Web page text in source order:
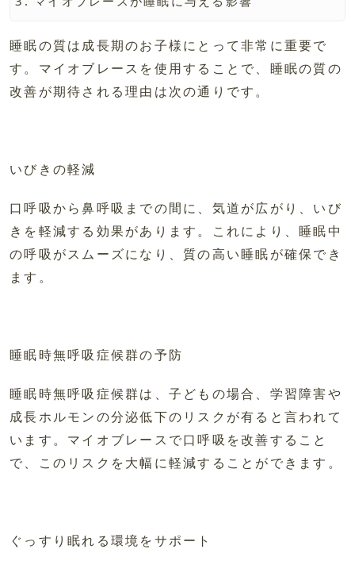
睡眠の質は成長期のお子様にとって非常に重要で
す。マイオブレースを使用することで、睡眠の質の
改善が期待される理由は次の通りです。
いびきの軽減
口呼吸から鼻呼吸までの間に、気道が広がり、いび
きを軽減する効果があります。これにより、睡眠中
の呼吸がスムーズになり、質の高い睡眠が確保でき
ます。
睡眠時無呼吸症候群の予防
睡眠時無呼吸症候群は、子どもの場合、学習障害や
成長ホルモンの分泌低下のリスクが有ると言われて
います。マイオブレースで口呼吸を改善すること
で、このリスクを大幅に軽減することができます。
ぐっすり眠れる環境をサポート